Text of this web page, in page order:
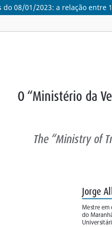
08/01/2023: a relação entre